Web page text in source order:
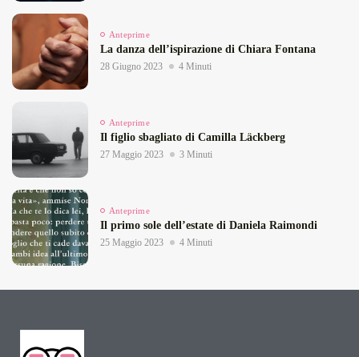
Anteprime
La danza dell’ispirazione di Chiara Fontana
28 Giugno 2023 4 Minuti
Anteprime
Il figlio sbagliato di Camilla Läckberg
27 Maggio 2023 3 Minuti
Anteprime
Il primo sole dell’estate di Daniela Raimondi
25 Maggio 2023 4 Minuti